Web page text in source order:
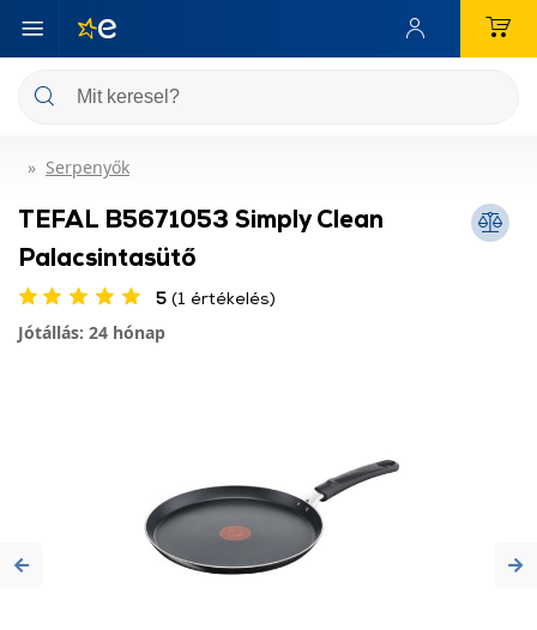
Serpenyők
TEFAL B5671053 Simply Clean
Palacsintasütő
5 (1 értékelés)
Jótállás: 24 hónap
Previous